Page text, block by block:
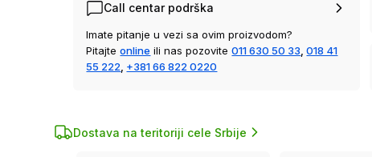
Call centar podrška
Imate pitanje u vezi sa ovim proizvodom?
Pitajte online ili nas pozovite 011 630 50 33 018 41
55 222 +381 66 822 0220
Dostava na teritoriji cele Srbije